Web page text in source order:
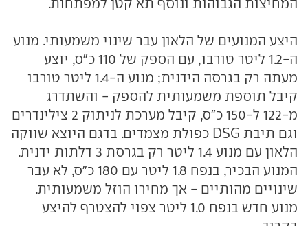
המחיצות הגבוהות ונוסף תא קטן למפתחות.
היצע המנועים של הלאון עבר שינוי משמעותי. מנוע
ה-1.2 ליטר טורבו, עם הספק של 110 כ"ס, יוצע
מעתה רק בגרסה הידנית; מנוע ה-1.4 ליטר טורבו
קיבל תוספת משמעותית להספק - והשתדרג
מ-122 ל-150 כ"ס, קיבל מערכת לניתוק 2 צילינדרים
וגם תיבת DSG כפולת מצמדים. בדגם היוצא שווקה
הלאון עם מנוע 1.4 ליטר רק בגרסת 3 דלתות ידנית.
המנוע הבכיר, בנפח 1.8 ליטר עם 180 כ"ס, לא עבר
שינויים מהותיים - אך מחירו הוזל משמעותית.
מנוע חדש בנפח 1.0 ליטר צפוי להצטרף להיצע